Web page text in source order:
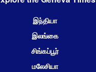
இந்தியா
இலங்கை
சிங்கப்பூர்
மலேசியா